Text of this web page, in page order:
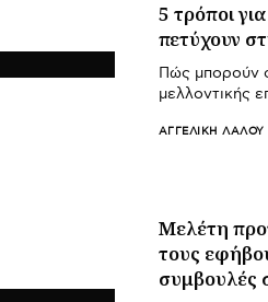
5 τρόποι
πετύχουν
Πώς μπορούν
μελλοντικής
ΑΓΓΕΛΙΚΉ ΛΆΛΟΥ
Μελέτη
τους
συμβουλές